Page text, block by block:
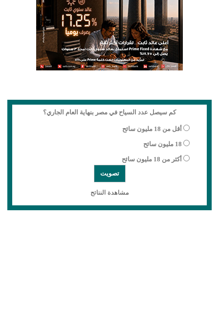
كم سيصل عدد السياح في مصر بنهاية العام الجاري؟
أقل من 18 مليون سائح
18 مليون سائح
أكثر من 18 مليون سائح
مشاهدة النتائج